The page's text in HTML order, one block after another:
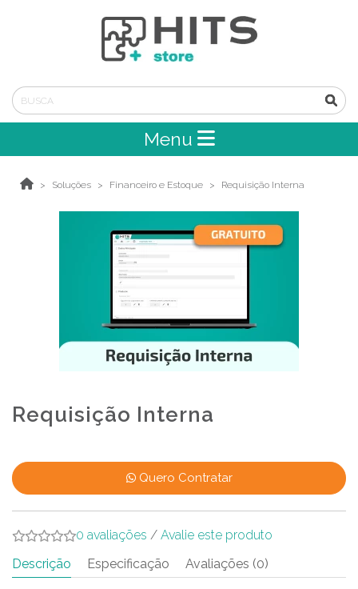
Menu
Soluções Financeiro e Estoque Requisição Interna
Requisição Interna
Quero Contratar
0 avaliações / Avalie este produto
Descrição
Especificação Avaliações (0)